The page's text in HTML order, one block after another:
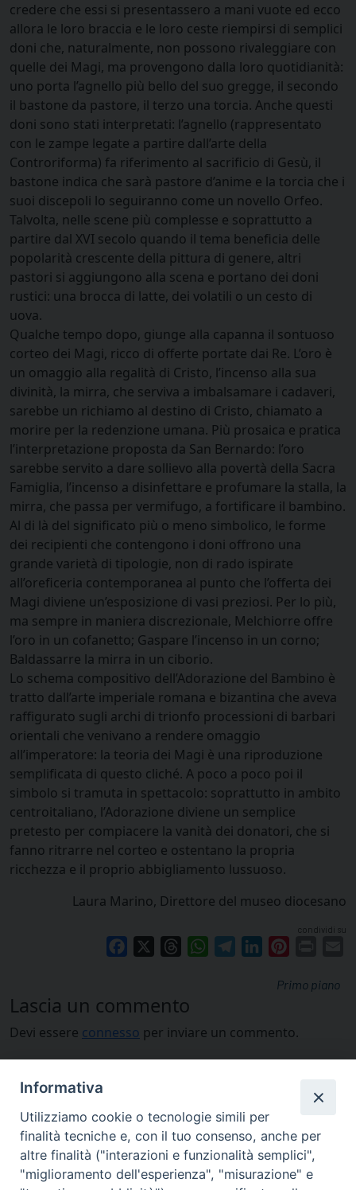
credere che essi si presentassero a mani vuote ed ecco
allora le loro braccia e le loro ceste riempirsi di semplici
doni che, naturalmente, non possono rivaleggiare con
quelle dei Magi, ma provengono dalla loro quotidianità:
uno porta l’agnello più bello del suo gregge, il secondo
il bastone da pastore, il terzo una torcia. Anche questi
doni sono stati interpretati: l’agnello (rappresentato
con le zampe legate a partire dall’arte della
Controriforma) fa riferimento al sacrificio di Gesù, il
bastone indica che sarà pastore d’anime e la torcia che i
suoi discepoli lo seguiranno come un novello Orfeo.
Talvolta, nelle scene più complesse e soprattutto a
partire dal XVI secolo quando il tema beneficia delle
popolarità crescente della pittura di genere, altri
pastori si aggiungono alla scena e portano dei doni
rustici: una brocca di latte, dei volatili o un cesto di
uova.
Qualche tempo dopo, giunge alla capanna il sontuoso
corteo dei Magi, ricco di offerte portate dai Re. L’oro è
un omaggio alla regalità di Cristo, l’incenso alla sua
divinità, la mirra, che serviva a imbalsamare i cadaveri,
sarebbe un richiamo al destino di Cristo, chiamato a
morire per la redenzione umana. Più prosaica e pratica
l’interpretazione proposta da San Bernardo: l’oro
sarebbe servito a dare sollievo alla povertà della Sacra
Famiglia, l’incenso a disinfettare e profumare la stalla, la
mirra, che passa per vermifugo, a fortificare il bambino.
Al di là del significato più o meno simbolico, le forme
dei recipienti che contengono i doni offrono una
grande varietà di tipologie, non di rado ispirate
all’oreficeria contemporanea al punto che l’offerta dei
Magi diviene un’esposizione di vasi preziosi. Per lo più,
ma sempre in maniera discrezionale, Melchiorre offre
l’oro in un cofanetto; Gaspare l’incenso in un corno;
Baldassarre la mirra in un ciborio.
Lo schema compositivo dell’Adorazione del Bambino è
tratto dall’arte imperiale romana e bizantina che aveva
raffigurato sugli archi di trionfo processioni di barbari
orientali che venivano a rendere omaggio
all’imperatore: la teoria dei Magi è una riproduzione
semplificata di questo cliché. A poco a poco poi il
simbolo si tramuta in spettacolo: soprattutto in ambito
centroitaliano, l’Adorazione diviene un semplice
pretesto per compiacere la vanità dei donatori, che si
fanno ritrarre nel corteo e ostentano la propria
ricchezza e il proprio abbigliamento lussuoso.
Laura Marino, Direttore del museo diocesano
condividi su
Facebook ThreadsWhatsAppTelegramLinkedIn
Primo piano
Lascia un commento
Devi essere connesso per inviare un commento.
Informativa
Utilizziamo cookie o tecnologie simili per
finalità tecniche e, con il tuo consenso, anche per
altre finalità ("interazioni e funzionalità semplici",
"miglioramento dell'esperienza", "misurazione" e